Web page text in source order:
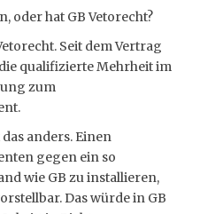
oder hat GB Vetorecht?
Seit dem Vertrag
qualifizierte Mehrheit im
zum
anders. Einen
gegen ein so
wie GB zu installieren,
Das würde in GB